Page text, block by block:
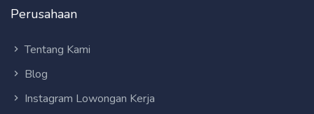
Perusahaan
Tentang Kami
Blog
Instagram Lowongan Kerja